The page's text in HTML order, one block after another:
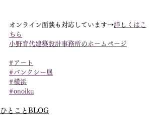
オンライン面談も対応しています→詳しくはこ
ちら
小野育代建築設計事務所のホームページ
#アート
#バンクシー展
#横浜
#onoiku
ひとことBLOG